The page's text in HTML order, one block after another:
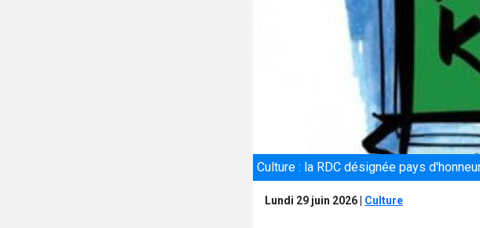
Culture : la RDC désignée pays
Lundi 29 juin 2026 Culture